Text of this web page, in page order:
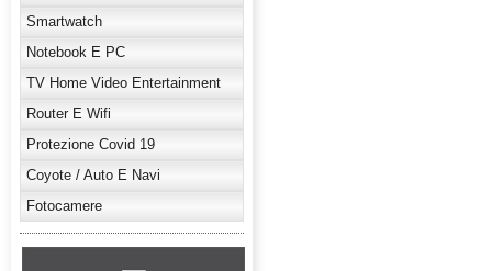
Smartwatch
Notebook E PC
TV Home Video Entertainment
Router E Wifi
Protezione Covid 19
Coyote / Auto E Navi
Fotocamere